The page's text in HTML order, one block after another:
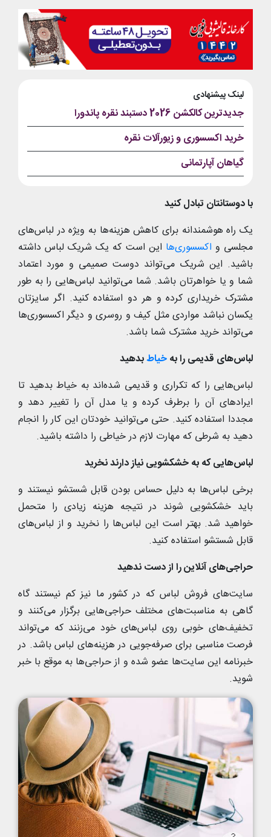
لینک پیشنهادی
جدیدترین کالکشن 2026 دستبند نقره پاندورا
خرید اکسسوری و زیورآلات نقره
گیاهان آپارتمانی
با دوستانتان تبادل کنید
یک راه هوشمندانه برای کاهش هزینه‌ها به ویژه در لباس‌های
مجلسی و اکسسوری‌ها این است که یک شریک لباس داشته
باشید. این شریک می‌تواند دوست صمیمی و مورد اعتماد
شما و یا خواهرتان باشد. شما می‌توانید لباس‌هایی را به طور
مشترک خریداری کرده و هر دو استفاده کنید. اگر سایزتان
یکسان نباشد مواردی مثل کیف و روسری و دیگر اکسسوری‌ها
می‌تواند خرید مشترک شما باشد.
لباس‌های قدیمی را بهخیاطبدهید
لباس‌هایی را که تکراری و قدیمی شده‌اند به خیاط بدهید تا
ایراد‌های آن را برطرف کرده و یا مدل آن را تغییر دهد و
مجددا استفاده کنید. حتی می‌توانید خودتان این کار را انجام
دهید به شرطی که مهارت لازم در خیاطی را داشته باشید.
لباس‌هایی که به خشکشویی نیاز دارند نخرید
برخی لباس‌ها به دلیل حساس بودن قابل شستشو نیستند و
باید خشکشویی شوند در نتیجه هزینه زیادی را متحمل
خواهید شد. بهتر است این لباس‌ها را نخرید و از لباس‌های
قابل شستشو استفاده کنید.
حراجی‌های آنلاین را از دست ندهید
سایت‌های فروش لباس که در کشور ما نیز کم نیستند گاه
گاهی به مناسبت‌های مختلف حراجی‌هایی برگزار می‌کنند و
تخفیف‌های خوبی روی لباس‌های خود می‌زنند که می‌تواند
فرصت مناسبی برای صرفه‌جویی در هزینه‌های لباس باشد. در
خبرنامه این سایت‌ها عضو شده و از حراجی‌ها به موقع با خبر
شوید.